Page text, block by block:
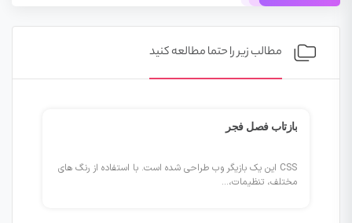
مطالب زیر را حتما مطالعه کنید
من یک چالش را به یک چیز مثبت تبدیل کردم
CSS این یک بازیگر وب طراحی شده است. با استفاده از رنگ های
مختلف، تنظیمات،...